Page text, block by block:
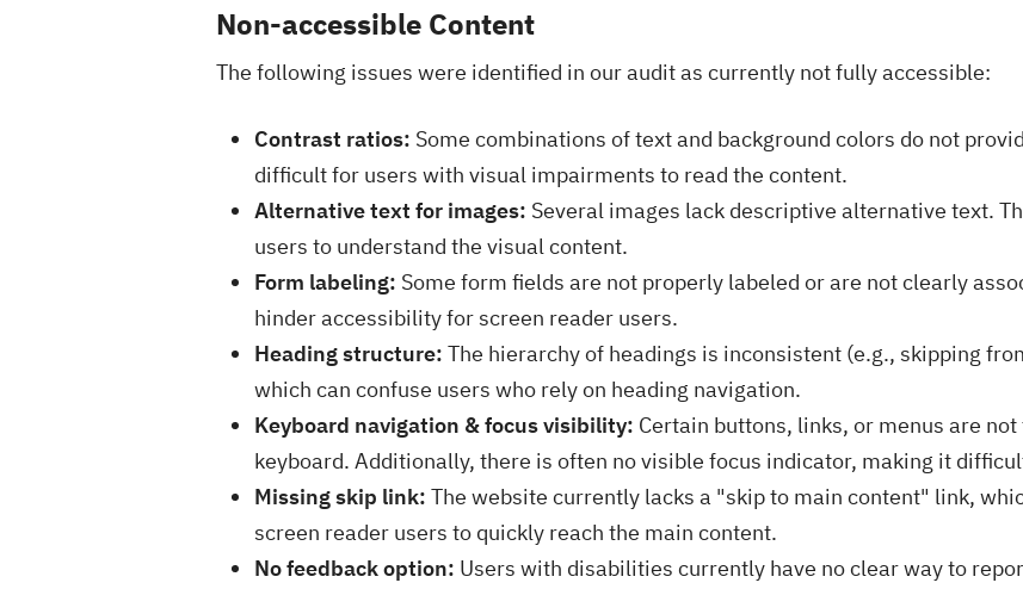
Non-accessible Content
The following issues were identified in our audit as currently not fully accessible:
Contrast ratios: Some combinations of text and background colors do not
difficult for users with visual impairments to read the content.
Alternative text for images: Several images lack descriptive alternative text.
users to understand the visual content.
Form labeling: Some form fields are not properly labeled or are not clearly
hinder accessibility for screen reader users.
Heading structure: The hierarchy of headings is inconsistent (e.g., skipping
which can confuse users who rely on heading navigation.
Keyboard navigation & focus visibility: Certain buttons, links, or menus are
keyboard. Additionally, there is often no visible focus indicator, making it
Missing skip link: The website currently lacks a "skip to main content" link,
screen reader users to quickly reach the main content.
No feedback option: Users with disabilities currently have no clear way to